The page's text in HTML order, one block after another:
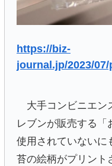
https://biz-
journal.jp/2023/
大手コンビニエン
レブンが販売する「
使用されていないに
苔の絵柄がプリント